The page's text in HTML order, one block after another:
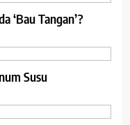
‘Bau Tangan’?
Susu